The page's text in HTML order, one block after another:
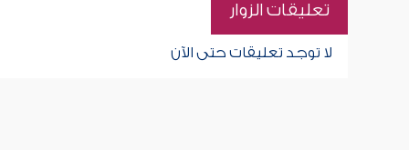
تعليقات الزوار
لا توجد تعليقات حتى الآن